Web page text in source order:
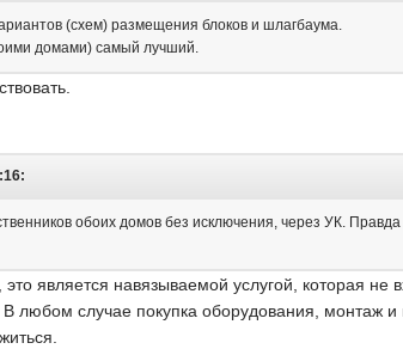
(схем) размещения блоков и шлагбаума.
домами) самый лучший.
обоих домов без исключения, через УК.
это является навязываемой услугой, которая
любом случае покупка оборудования, монтаж